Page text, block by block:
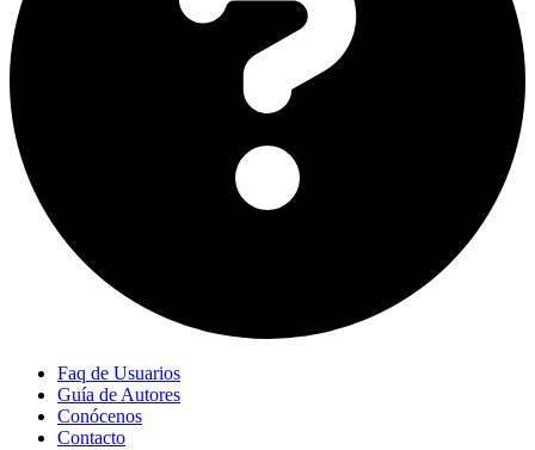
Faq de Usuarios
Guía de Autores
Conócenos
Contacto